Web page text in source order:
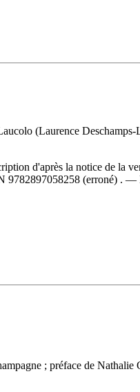
(Laurence
d'après la notice de la
9782897058258 (erroné) . —
; préface de